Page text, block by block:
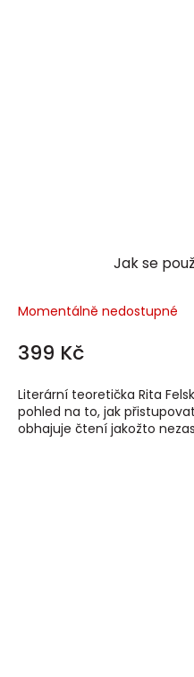
Jak se
Momentálně nedostupné
399 Kč
Literární teoretička Rita
pohled na to, jak
obhajuje čtení jakožto